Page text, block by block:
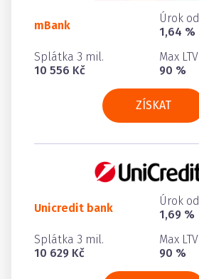
mBank
Úrok od
1,64 %
Splátka 3 mil.
10 556 Kč
Max LTV
90 %
ZÍSKAT
Unicredit bank
Úrok od
1,69 %
Splátka 3 mil.
10 629 Kč
Max LTV
90 %